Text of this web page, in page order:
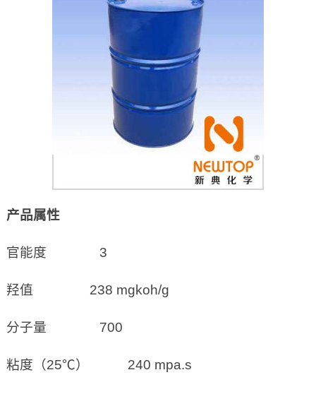
产品属性
官能度 3
羟值 238 mgkoh/g
分子量 700
粘度（25℃） 240 mpa.s